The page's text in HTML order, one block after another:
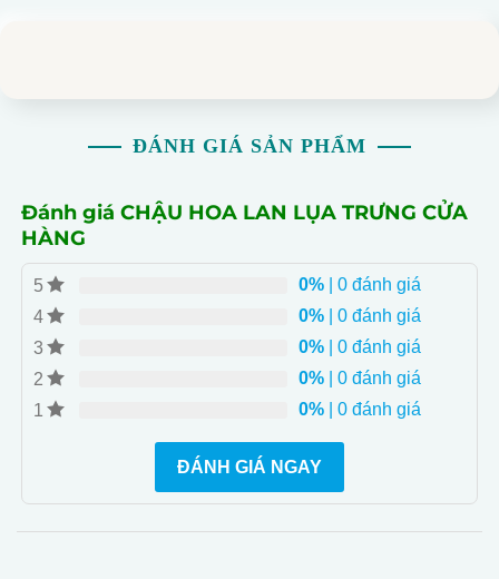
ĐÁNH GIÁ SẢN PHẨM
Đánh giá CHẬU HOA LAN LỤA TRƯNG CỬA
HÀNG
5 0%| 0 đánh giá
4
0%| 0 đánh giá
3
0%| 0 đánh giá
2
0%| 0 đánh giá
1
0%| 0 đánh giá
ĐÁNH GIÁ NGAY